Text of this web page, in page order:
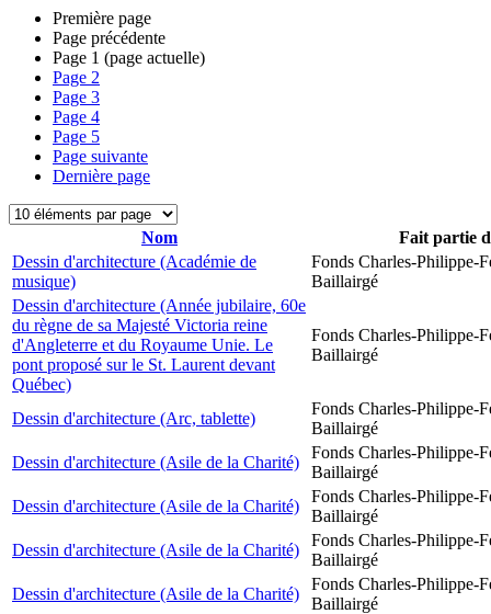
Première page
Page précédente
Page 1 (page actuelle)
Page 2
Page 3
Page 4
Page 5
Page suivante
Dernière page
Nom
Fait partie
Dessin d'architecture (Académie de
musique)
Fonds Charles-Philippe-
Baillairgé
Dessin d'architecture (Année jubilaire, 60e
du règne de sa Majesté Victoria reine
d'Angleterre et du Royaume Unie. Le
pont proposé sur le St. Laurent devant
Québec)
Fonds Charles-Philippe-
Baillairgé
Dessin d'architecture (Arc, tablette)
Fonds Charles-Philippe-
Baillairgé
Dessin d'architecture (Asile de la Charité)
Fonds Charles-Philippe-
Baillairgé
Dessin d'architecture (Asile de la Charité)
Fonds Charles-Philippe-
Baillairgé
Dessin d'architecture (Asile de la Charité)
Fonds Charles-Philippe-
Baillairgé
Dessin d'architecture (Asile de la Charité)
Fonds Charles-Philippe-
Baillairgé